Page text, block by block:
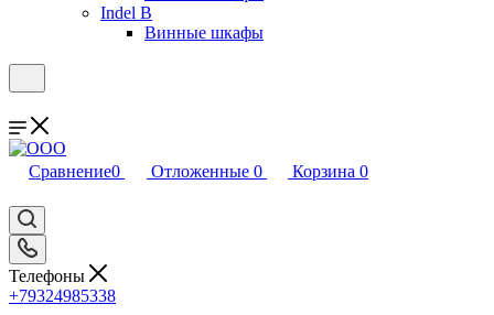
Indel B
Винные шкафы
Сравнение0 Отложенные 0 Корзина 0
Телефоны
+79324985338